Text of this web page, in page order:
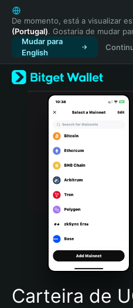
English
日本語
Tiếng Việt
Русский
Español (Latinoamérica)
Türkçe
Italiano
Português (Portugal)
Bahasa Indonesia
Português (Brasil)
Español (Argentina)
De momento, está a visualizar
(Portugal). Gostaria de mudar
Mudar para
English
Carteira de